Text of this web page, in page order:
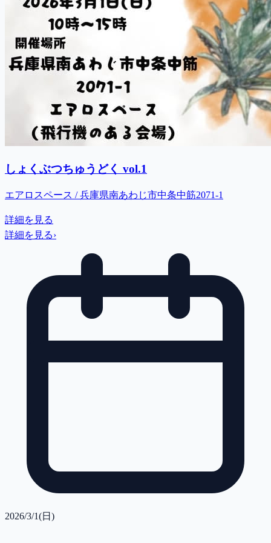
しょくぶつちゅうどく vol.1
エアロスペース / 兵庫県南あわじ市中条中筋2071-1
詳細を見る
詳細を見る›
2026/3/1(日)